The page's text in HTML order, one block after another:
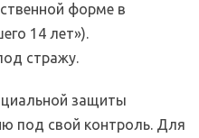
форме в
14 лет»).
стражу.
защиты
под свой контроль. Для